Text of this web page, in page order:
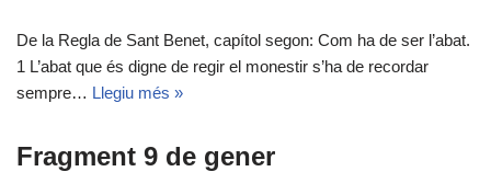
De la Regla de Sant Benet, capítol segon: Com ha de ser l’abat.
1 L’abat que és digne de regir el monestir s’ha de recordar
sempre… Llegiu més »
Fragment 9 de gener